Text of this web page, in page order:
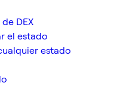
DEX
el estado
estado